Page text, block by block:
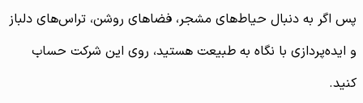
پس اگر به دنبال حیاط‌های مشجر، فضاهای روشن، تراس‌های دلباز
و ایده‌پردازی با نگاه به طبیعت هستید، روی این شرکت حساب
کنید.